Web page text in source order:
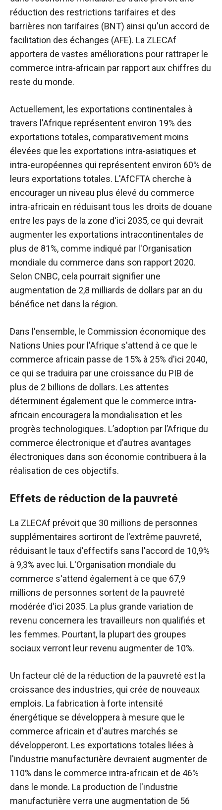
réduction des restrictions tarifaires et des
barrières non tarifaires (BNT) ainsi qu'un accord de
facilitation des échanges (AFE). La ZLECAf
apportera de vastes améliorations pour rattraper le
commerce intra-africain par rapport aux chiffres du
reste du monde.
Actuellement, les exportations continentales à
travers l'Afrique représentent environ 19% des
exportations totales, comparativement moins
élevées que les exportations intra-asiatiques et
intra-européennes qui représentent environ 60% de
leurs exportations totales. L'AfCFTA cherche à
encourager un niveau plus élevé du commerce
intra-africain en réduisant tous les droits de douane
entre les pays de la zone d'ici 2035, ce qui devrait
augmenter les exportations intracontinentales de
plus de 81%, comme indiqué par l'Organisation
mondiale du commerce dans son rapport 2020.
Selon CNBC, cela pourrait signifier une
augmentation de 2,8 milliards de dollars par an du
bénéfice net dans la région.
Dans l'ensemble, le Commission économique des
Nations Unies pour l'Afrique s'attend à ce que le
commerce africain passe de 15% à 25% d'ici 2040,
ce qui se traduira par une croissance du PIB de
plus de 2 billions de dollars. Les attentes
déterminent également que le commerce intra-
africain encouragera la mondialisation et les
progrès technologiques. L’adoption par l’Afrique du
commerce électronique et d’autres avantages
électroniques dans son économie contribuera à la
réalisation de ces objectifs.
Effets de réduction de la pauvreté
La ZLECAf prévoit que 30 millions de personnes
supplémentaires sortiront de l'extrême pauvreté,
réduisant le taux d'effectifs sans l'accord de 10,9%
à 9,3% avec lui. L'Organisation mondiale du
commerce s'attend également à ce que 67,9
millions de personnes sortent de la pauvreté
modérée d'ici 2035. La plus grande variation de
revenu concernera les travailleurs non qualifiés et
les femmes. Pourtant, la plupart des groupes
sociaux verront leur revenu augmenter de 10%.
Un facteur clé de la réduction de la pauvreté est la
croissance des industries, qui crée de nouveaux
emplois. La fabrication à forte intensité
énergétique se développera à mesure que le
commerce africain et d'autres marchés se
développeront. Les exportations totales liées à
l'industrie manufacturière devraient augmenter de
110% dans le commerce intra-africain et de 46%
dans le monde. La production de l'industrie
manufacturière verra une augmentation de 56